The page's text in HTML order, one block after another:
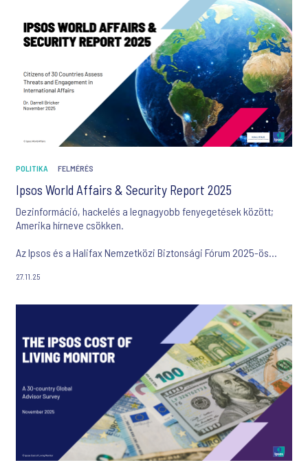
POLITIKA FELMÉRÉS
Ipsos World Affairs & Security Report 2025
Dezinformáció, hackelés a legnagyobb fenyegetések között;
Amerika hírneve csökken.
Az Ipsos és a Halifax Nemzetközi Biztonsági Fórum 2025-ös
27.11.25